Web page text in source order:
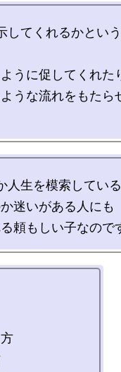
してくれるかとい
ように促してくれた
ような流れをもたら
人生を模索してい
迷いがある人にも